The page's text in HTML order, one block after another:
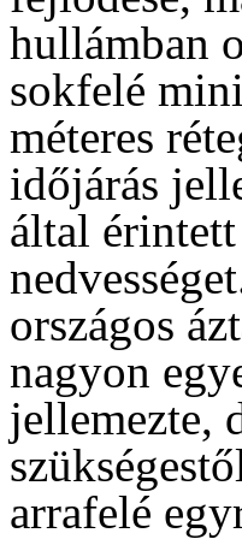
hullámban
sokfelé
méteres
időjárás
által
országos
nagyon
jellemezte,
arrafelé